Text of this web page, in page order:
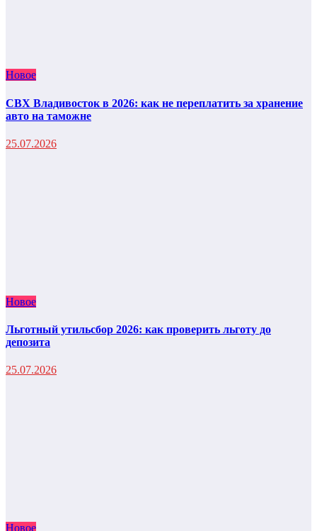
Новое
СВХ Владивосток в 2026: как не переплатить за хранение
авто на таможне
25.07.2026
Новое
Льготный утильсбор 2026: как проверить льготу до
депозита
25.07.2026
Новое